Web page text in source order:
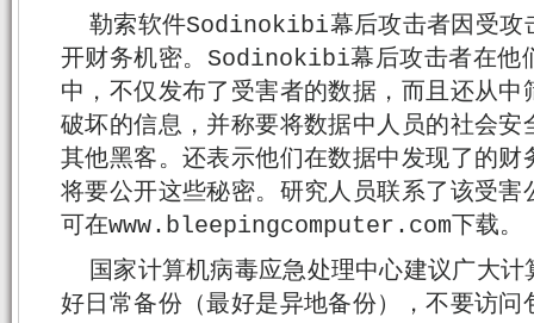
勒索软件Sodinokibi幕后攻击者因受攻
开财务机密。Sodinokibi幕后攻击者在他
中，不仅发布了受害者的数据，而且还从
破坏的信息，并称要将数据中人员的社会
其他黑客。还表示他们在数据中发现了的
将要公开这些秘密。研究人员联系了该受
可在www.bleepingcomputer.com下载。
国家计算机病毒应急处理中心建议广大
好日常备份（最好是异地备份），不要访